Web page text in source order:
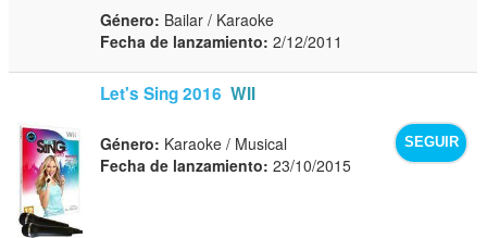
Género: Bailar / Karaoke
Fecha de lanzamiento: 2/12/2011
Let's Sing 2016 WII
SEGUIR
Género: Karaoke / Musical
Fecha de lanzamiento: 23/10/2015